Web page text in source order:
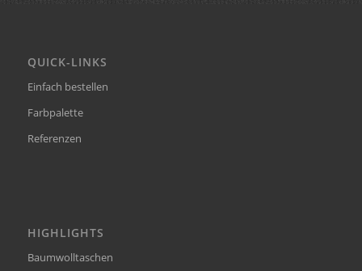
QUICK-LINKS
Einfach bestellen
Farbpalette
Referenzen
HIGHLIGHTS
Baumwolltaschen